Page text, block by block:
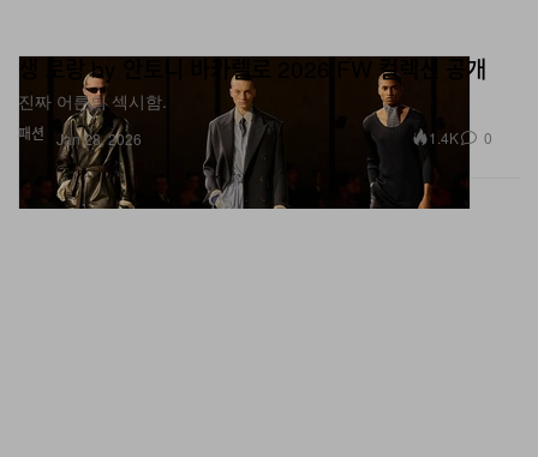
패션
생 로랑 by 안토니 바카렐로 2026 FW 컬렉션 공개
진짜 어른의 섹시함.
Jan 28, 2026 1.4K 0